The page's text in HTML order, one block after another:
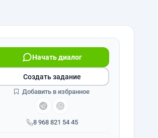
8 968 821 54 45
Начать диалог
Создать задание
Добавить в избранное